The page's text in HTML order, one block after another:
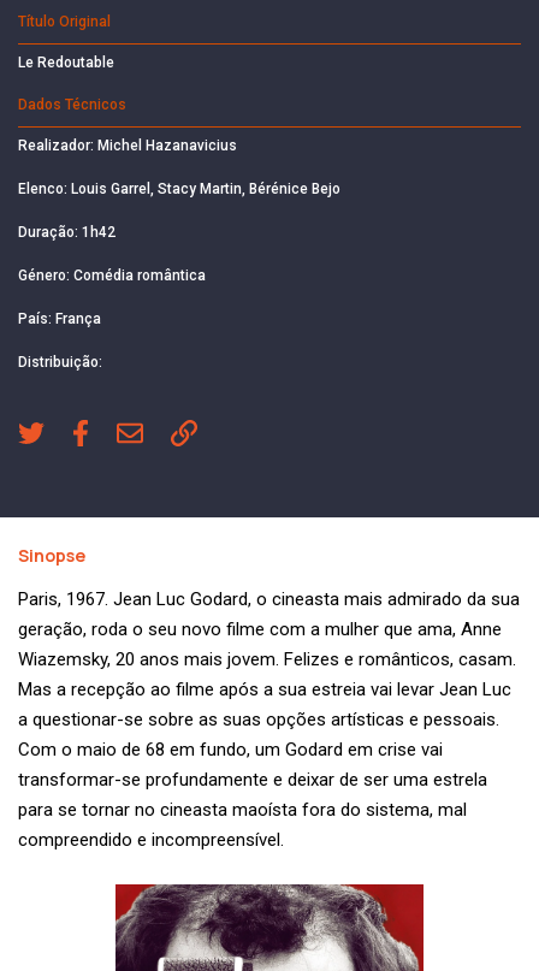
Título Original
Le Redoutable
Dados Técnicos
Realizador: Michel Hazanavicius
Elenco: Louis Garrel, Stacy Martin, Bérénice Bejo
Duração: 1h42
Género: Comédia romântica
País: França
Distribuição:
Sinopse
Paris, 1967. Jean Luc Godard, o cineasta mais admirado da sua
geração, roda o seu novo filme com a mulher que ama, Anne
Wiazemsky, 20 anos mais jovem. Felizes e românticos, casam.
Mas a recepção ao filme após a sua estreia vai levar Jean Luc
a questionar-se sobre as suas opções artísticas e pessoais.
Com o maio de 68 em fundo, um Godard em crise vai
transformar-se profundamente e deixar de ser uma estrela
para se tornar no cineasta maoísta fora do sistema, mal
compreendido e incompreensível.